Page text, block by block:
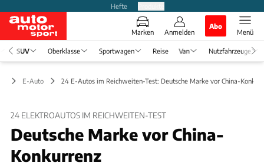
Hefte
Marken Anmelden
Abo
Menü
SUV Oberklasse Sportwagen Reise Van Nutzfahrzeuge
E-Auto 24 E-Autos im Reichweiten-Test: Deutsche Marke vor China-
24 ELEKTROAUTOS IM REICHWEITEN-TEST
Deutsche Marke vor China-
Konkurrenz